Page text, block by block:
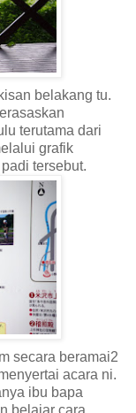
belakang tu.
terutama dari
grafik
tersebut.
secara beramai2
acara ni.
ibu bapa
belajar cara